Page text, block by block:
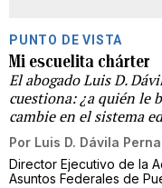
PUNTO DE VISTA
Mi escuelita chárter
El abogado Luis D.
cuestiona: ¿a quién le
cambie en el sistema
Por Luis D. Dávila
Director Ejecutivo de la
Asuntos Federales de